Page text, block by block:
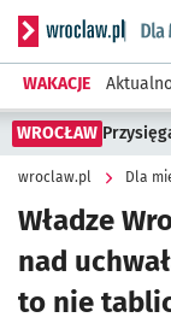
Serwis
WAKACJE
WROCŁAW
wroclaw.pl Dla
Władze
nad
to nie